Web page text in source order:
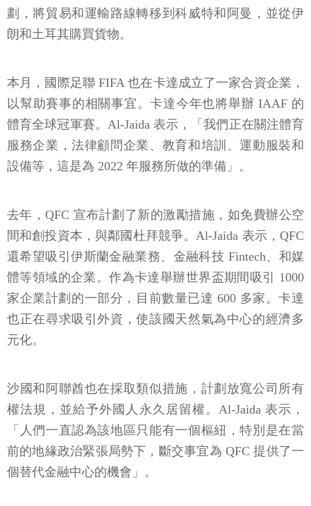
劃，將貿易和運輸路線轉移到科威特和阿曼，並從伊
朗和土耳其購買貨物。
本月，國際足聯 FIFA 也在卡達成立了一家合資企業，
以幫助賽事的相關事宜。卡達今年也將舉辦 IAAF 的
體育全球冠軍賽。Al-Jaida 表示，「我們正在關注體育
服務企業，法律顧問企業、教育和培訓、運動服裝和
設備等，這是為 2022 年服務所做的準備」。
去年，QFC 宣布計劃了新的激勵措施，如免費辦公空
間和創投資本，與鄰國杜拜競爭。Al-Jaida 表示，QFC
還希望吸引伊斯蘭金融業務、金融科技 Fintech、和媒
體等領域的企業。作為卡達舉辦世界盃期間吸引 1000
家企業計劃的一部分，目前數量已達 600 多家。卡達
也正在尋求吸引外資，使該國天然氣為中心的經濟多
元化。
沙國和阿聯酋也在採取類似措施，計劃放寬公司所有
權法規，並給予外國人永久居留權。Al-Jaida 表示，
「人們一直認為該地區只能有一個樞紐，特別是在當
前的地緣政治緊張局勢下，斷交事宜為 QFC 提供了一
個替代金融中心的機會」。